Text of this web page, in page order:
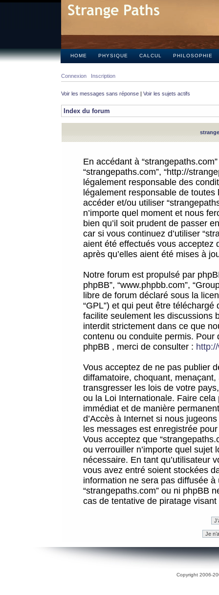
HOME PHYSIQUE CALCUL PHILOSOPHIE
Connexion Inscription
Voir les messages sans réponse | Voir les sujets actifs
Index du forum
En accédant à
“strangepaths.com”, “http://
légalement responsable des
légalement responsable de
accéder et/ou utiliser
n’importe quel moment et nous
bien qu’il soit prudent de passer
car si vous continuez d’utiliser
aient été effectués vous acceptez
après qu’elles aient été mises à
Notre forum est propulsé par
phpBB”, “www.phpbb.com”,
libre de forum déclaré sous la
“GPL”) et qui peut être téléchargé
facilite seulement les discussions
interdit strictement dans ce que
contenu ou conduite permis.
phpBB , merci de consulter :
Vous acceptez de ne pas publier
diffamatoire, choquant,
transgresser les lois de votre
ou la Loi Internationale. Faire
immédiat et de manière
d’Accès à Internet si nous
les messages est enregistrée
Vous acceptez que
ou verrouiller n’importe quel sujet
nécessaire. En tant qu’utilisateur
vous avez entré soient stockées
information ne sera pas diffusée
“strangepaths.com” ou ni phpBB
cas de tentative de piratage
Copyright 2006-